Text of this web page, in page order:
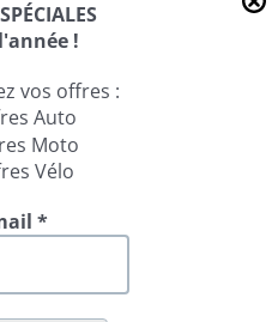
!
vos offres :
Auto
Moto
Vélo
*
continuez à utiliser ce site, nous